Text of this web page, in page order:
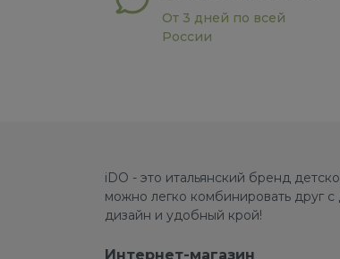
От 3 дней по всей
России
iDO - это итальянский бренд
можно легко комбинировать друг
дизайн и удобный крой!
Интернет-магазин